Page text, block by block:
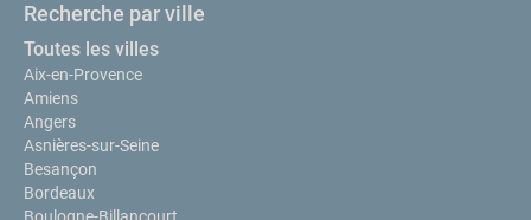
Recherche par ville
Toutes les villes
Aix-en-Provence
Amiens
Angers
Asnières-sur-Seine
Besançon
Bordeaux